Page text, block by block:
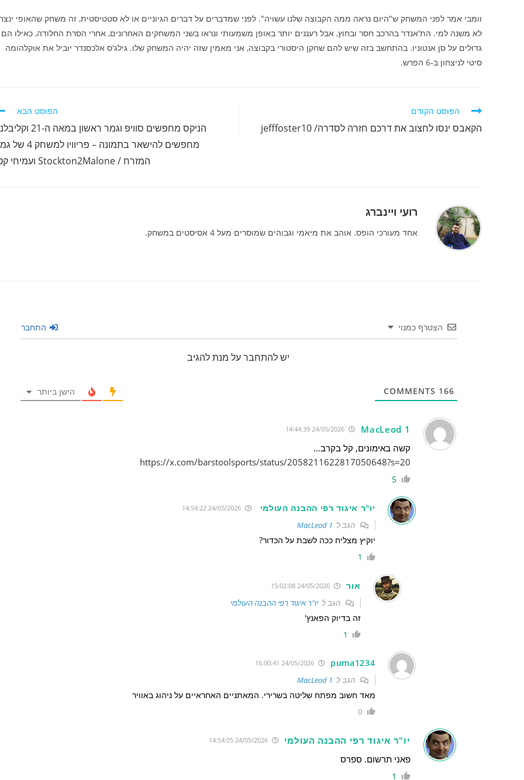
וומבי אמר לפני המשחק ש"היום נראה ממה הקבוצה שלנו עשויה". לפני שמדברים על דברים הגיוניים או לא סטטיסטית, זה משחק שהאופי
לא משנה למי. הת'אנדר בהרכב חסר ובחוץ, אבל רעננים יותר באופן משמעותי ונראו בשני המשחקים האחרונים, אחרי הסרת החלודה, כאילו הם
גדולים על סן אנטוניו. בהתחשב בזה שיש להם שחקן היסטורי בקבוצה, אני מאמין שזה יהיה המשחק שלו. גילג'ס אלכסנדר יוביל את אוקלהומה
סיטי לניצחון ב-6 הפרש.
לקרוא
נוספים
הפוסט הקודם
הקאבס ינסו לחצוב את דרכם חזרה לסדרה/ jefffoster10
הפוסט הבא
הניקס מחפשים סוויפ וגמר ראשון במאה ה-
מחפשים להישאר בתמונה – פריוויו
המזרח / Stockton2Malone ועמיחי קטן
רועי ויינברג
אחד מעורכי הופס. אוהב את מיאמי וגבוהים שמוסרים מעל 4 אסיסטים במשחק.
הצטרף כמנוי התחבר
יש להתחבר על מנת להגיב
166 הישן ביותר
MacLeod 1
קשה באימונים, קל בקרב…
https://x.com/barstoolsports/status/2058211622817050648?s=20
5
יו"ר איגוד רפי ההבנה העולמי 24/05/2026 14:54:22
הגב ל MacLeod 1
יוקיץ מצליח ככה לשבת על הכדור?
1
אור
הגב ליו"ר איגוד רפי ההבנה העולמי
זה בדיוק הפאנץ'
1
puma1234
24/05/2026 16:00:41
הגב ל MacLeod 1
מאד חשוב מפתח שליטה בשרירי. המאתניים האחראיים על ניהוג באוויר
0
יו"ר איגוד רפי ההבנה העולמי 24/05/2026 14:54:05
פאני תרשום. ספרס
1